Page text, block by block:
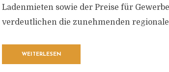
Ladenmieten sowie der Preise für
verdeutlichen die zunehmenden
WEITERLESEN